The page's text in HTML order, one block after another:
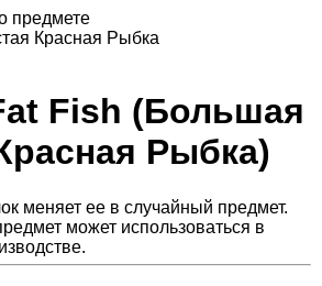
предмете
Красная Рыбка
Fish (Большая
Рыбка)
меняет ее в случайный предмет.
может использоваться в